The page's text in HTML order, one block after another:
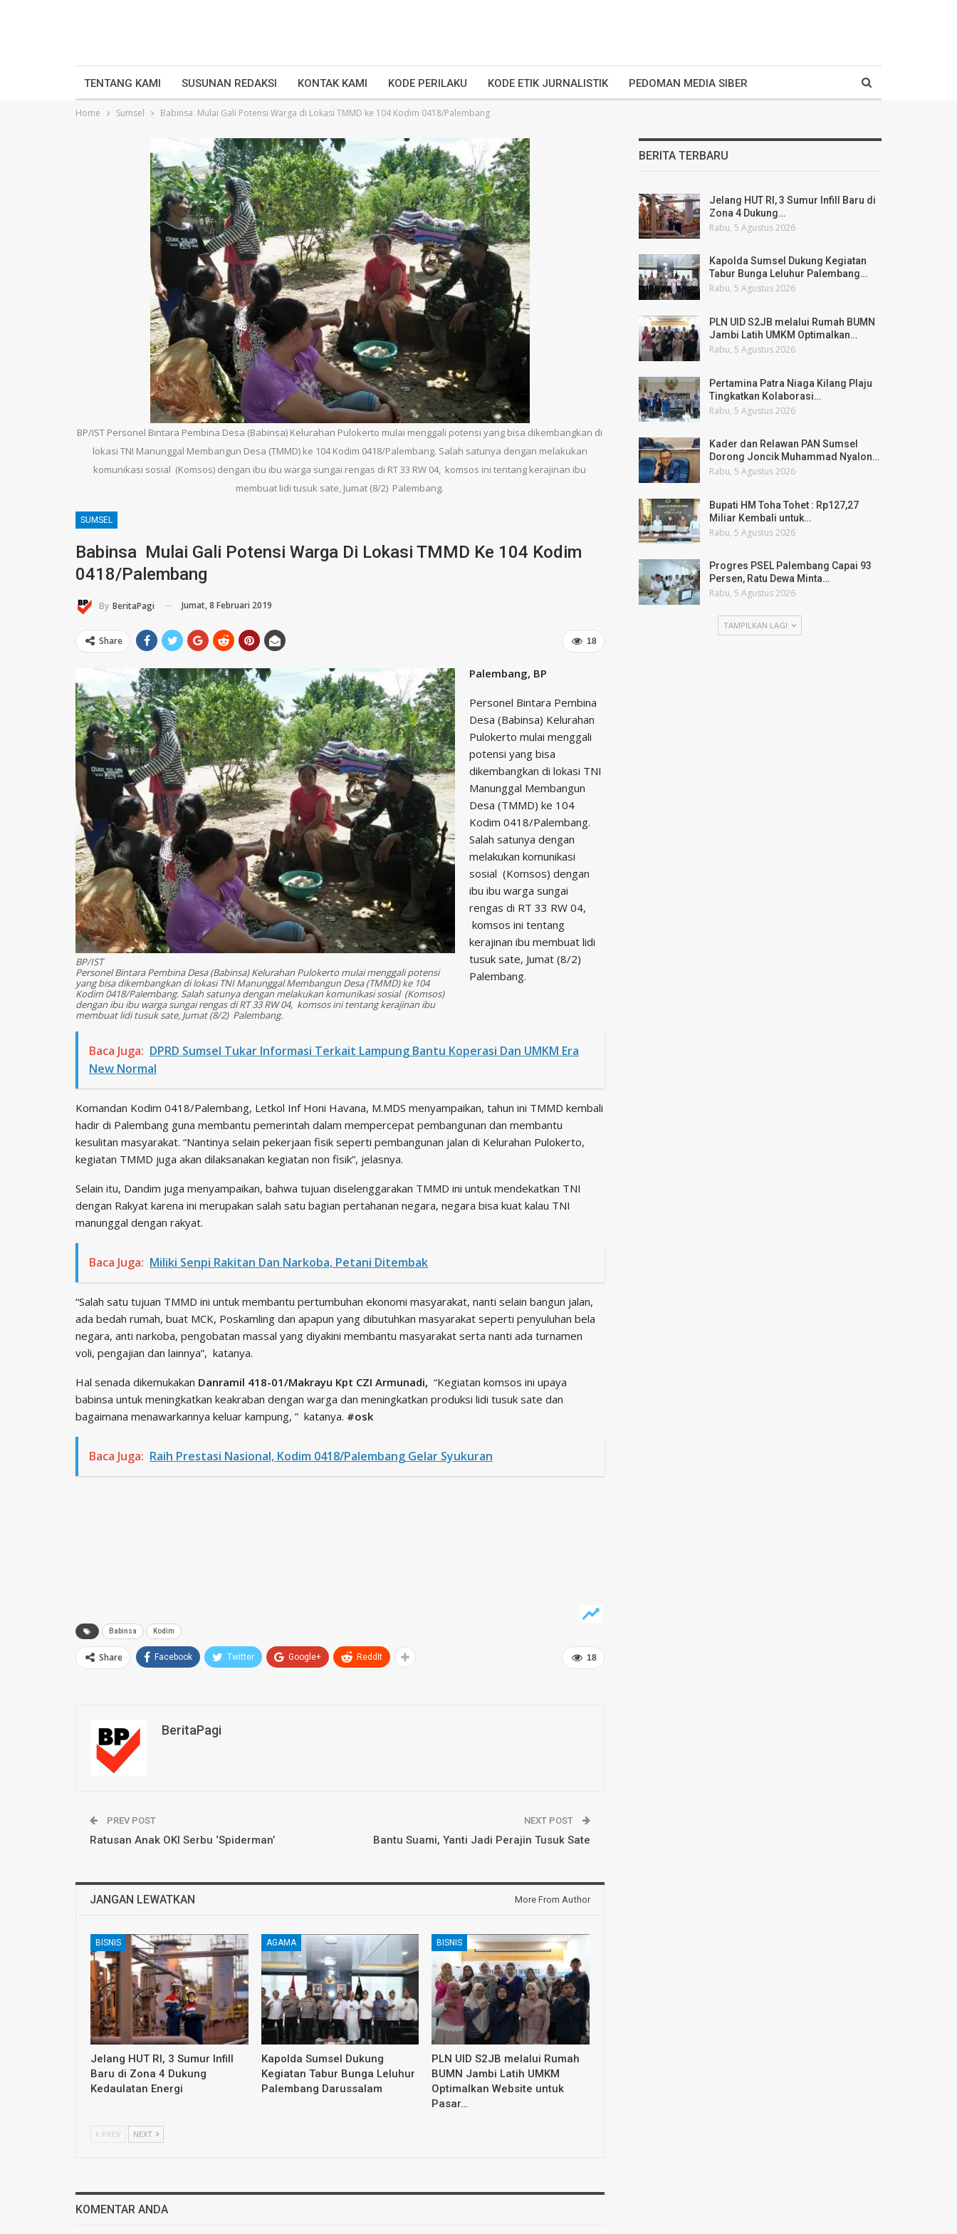
TENTANG KAMI SUSUNAN REDAKSI KONTAK KAMI KODE PERILAKU KODE ETIK JURNALISTIK PEDOMAN MEDIA SIBER
Home Sumsel Babinsa Mulai Gali Potensi Warga di Lokasi TMMD ke 104 Kodim 0418/Palembang
BP/IST Personel Bintara Pembina Desa (Babinsa) Kelurahan Pulokerto mulai menggali potensi yang bisa dikembangkan di
lokasi TNI Manunggal Membangun Desa (TMMD) ke 104 Kodim 0418/Palembang. Salah satunya dengan melakukan
komunikasi sosial (Komsos) dengan ibu ibu warga sungai rengas di RT 33 RW 04, komsos ini tentang kerajinan ibu
membuat lidi tusuk sate, Jumat (8/2) Palembang.
SUMSEL
Babinsa Mulai Gali Potensi Warga Di Lokasi TMMD Ke 104 Kodim
0418/Palembang
By BeritaPagi Jumat, 8 Februari 2019
18
Share
BP/IST
Personel Bintara Pembina Desa (Babinsa) Kelurahan Pulokerto mulai menggali potensi
yang bisa dikembangkan di lokasi TNI Manunggal Membangun Desa (TMMD) ke 104
Kodim 0418/Palembang. Salah satunya dengan melakukan komunikasi sosial (Komsos)
dengan ibu ibu warga sungai rengas di RT 33 RW 04, komsos ini tentang kerajinan ibu
membuat lidi tusuk sate, Jumat (8/2) Palembang.
Palembang, BP
Personel Bintara Pembina
Desa (Babinsa) Kelurahan
Pulokerto mulai menggali
potensi yang bisa
dikembangkan di lokasi TNI
Manunggal Membangun
Desa (TMMD) ke 104
Kodim 0418/Palembang.
Salah satunya dengan
melakukan komunikasi
sosial (Komsos) dengan
ibu ibu warga sungai
rengas di RT 33 RW 04,
komsos ini tentang
kerajinan ibu membuat lidi
tusuk sate, Jumat (8/2)
Palembang.
Baca Juga: DPRD Sumsel Tukar Informasi Terkait Lampung Bantu Koperasi Dan UMKM Era
New Normal
Komandan Kodim 0418/Palembang, Letkol Inf Honi Havana, M.MDS menyampaikan, tahun ini TMMD kembali
hadir di Palembang guna membantu pemerintah dalam mempercepat pembangunan dan membantu
kesulitan masyarakat. “Nantinya selain pekerjaan fisik seperti pembangunan jalan di Kelurahan Pulokerto,
kegiatan TMMD juga akan dilaksanakan kegiatan non fisik”, jelasnya.
Selain itu, Dandim juga menyampaikan, bahwa tujuan diselenggarakan TMMD ini untuk mendekatkan TNI
dengan Rakyat karena ini merupakan salah satu bagian pertahanan negara, negara bisa kuat kalau TNI
manunggal dengan rakyat.
Baca Juga: Miliki Senpi Rakitan Dan Narkoba, Petani Ditembak
“Salah satu tujuan TMMD ini untuk membantu pertumbuhan ekonomi masyarakat, nanti selain bangun jalan,
ada bedah rumah, buat MCK, Poskamling dan apapun yang dibutuhkan masyarakat seperti penyuluhan bela
negara, anti narkoba, pengobatan massal yang diyakini membantu masyarakat serta nanti ada turnamen
voli, pengajian dan lainnya”, katanya.
Hal senada dikemukakan Danramil 418-01/Makrayu Kpt CZI Armunadi, “Kegiatan komsos ini upaya
babinsa untuk meningkatkan keakraban dengan warga dan meningkatkan produksi lidi tusuk sate dan
bagaimana menawarkannya keluar kampung, ” katanya. #osk
Baca Juga: Raih Prestasi Nasional, Kodim 0418/Palembang Gelar Syukuran
Babinsa Kodim
18
Share Facebook Twitter Google+ ReddIt
BeritaPagi
PREV POST
Ratusan Anak OKI Serbu ‘Spiderman’
NEXT POST
Bantu Suami, Yanti Jadi Perajin Tusuk Sate
JANGAN LEWATKAN More From Author
BISNIS
Jelang HUT RI, 3 Sumur Infill
Baru di Zona 4 Dukung
Kedaulatan Energi
AGAMA
Kapolda Sumsel Dukung
Kegiatan Tabur Bunga Leluhur
Palembang Darussalam
BISNIS
PLN UID S2JB melalui Rumah
BUMN Jambi Latih UMKM
Optimalkan Website untuk
Pasar…
PREV NEXT
KOMENTAR ANDA
BERITA TERBARU
Jelang HUT RI, 3 Sumur Infill Baru di
Zona 4 Dukung…
Rabu, 5 Agustus 2026
Kapolda Sumsel Dukung Kegiatan
Tabur Bunga Leluhur Palembang…
Rabu, 5 Agustus 2026
PLN UID S2JB melalui Rumah BUMN
Jambi Latih UMKM Optimalkan…
Rabu, 5 Agustus 2026
Pertamina Patra Niaga Kilang Plaju
Tingkatkan Kolaborasi…
Rabu, 5 Agustus 2026
Kader dan Relawan PAN Sumsel
Dorong Joncik Muhammad Nyalon…
Rabu, 5 Agustus 2026
Bupati HM Toha Tohet : Rp127,27
Miliar Kembali untuk…
Rabu, 5 Agustus 2026
Progres PSEL Palembang Capai 93
Persen, Ratu Dewa Minta…
Rabu, 5 Agustus 2026
TAMPILKAN LAGI